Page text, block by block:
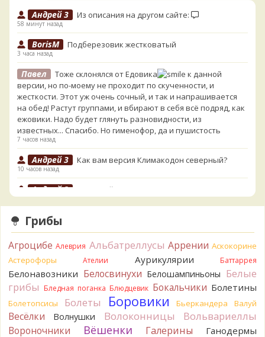
Андрей 3 Из описания на другом сайте:
58 минут назад
BorisM Подберезовик жестковатый
3 часа назад
Павел Тоже склонялся от Едовика
к данной
версии, но по-моему не проходит по скученности, и
жесткости. Этот уж очень сочный, и так и напрашивается
на обед! Растут группами, и вбирают в себя всё подряд, как
ежовики. Надо будет глянуть разновидности, из
известных... Спасибо. Но гименофор, да и пушистость
7 часов назад
Андрей 3 Как вам версия Климакодон северный?
10 часов назад
Андрей 3 Он самый!
10 часов назад
Verona
информативные фото. То, что есть сейчас, вызывает
вопросы.
10 часов назад
Павел
Может и постия, только совсем не горькая, и с
берёзы, и гименофор шипчатый; или что-то родственное.
По мере напитывания соком приобретает аромат
пикантного (по типу чесночного) мяса под маринадом!
Думаю, заморозить или засушить, до выяснения деталей...
Спасибо за вариант
Грибы
Агроцибе Алеврия Альбатреллусы Аррении Аскокорине
Астерофоры
Ателии Аурикулярии Баттаррея
Белонавозники Белосвинухи Белошампиньоны Белые
грибы Бледная поганка Блюдцевик Бокальчики Болетины
Болетопсисы Болеты Боровики Бьеркандера Валуй
Весёлки Волнушки Волоконницы Вольвариеллы
Вороночники Вёшенки Галерины Ганодермы